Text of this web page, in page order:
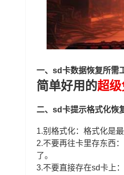
一、sd卡数据恢复所需
简单好用的超
二、sd卡提示格式化恢
1.别格式化：格式化是
2.不要再往卡里存东西
了。
3.不要直接存在sd卡上